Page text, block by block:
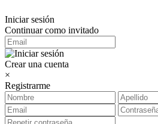
Iniciar sesión
Continuar como invitado
Crear una cuenta
×
Registrarme